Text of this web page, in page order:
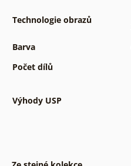
Technologie obrazů
Barva
Počet dílů
Výhody USP